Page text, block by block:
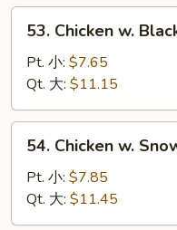
菇
Chicken
Black
Bean
Sauce
53. Chicken w.
Pt. 小: $7.65
Qt. 大: $11.15
Chicken
Snow
Peas
54. Chicken w.
Pt. 小: $7.85
Qt. 大: $11.45